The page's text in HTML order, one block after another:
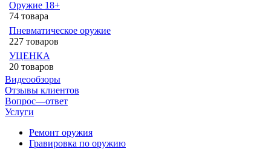
Оружие 18+
74 товара
Пневматическое оружие
227 товаров
УЦЕНКА
20 товаров
Видеообзоры
Отзывы клиентов
Вопрос—ответ
Услуги
Ремонт оружия
Гравировка по оружию